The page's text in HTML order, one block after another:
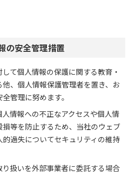
の安全管理措置
て個人情報の保護に関する教育・
、個人情報保護管理者を置き、お
管理に努めます。
情報への不正なアクセスや個人情
等を防止するため、当社のウェブ
過失についてセキュリティの維持
扱いを外部事業者に委託する場合